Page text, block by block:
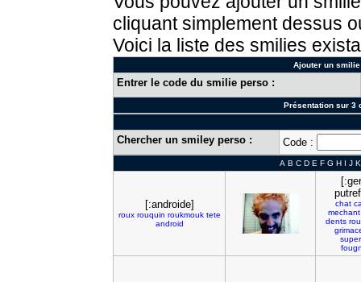
cliquant simplement dessus
Voici la liste des smilies
Ajouter un
Entrer le code du smilie perso :
Présentation sur 3
Chercher un smiley perso : Code :
A B C D E F G H I J K
[:androide]
roux rouquin roukmouk tete
android
chat
mechant
dents